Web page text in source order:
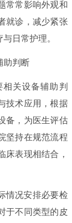
常常影响外观和
就诊，减少紧张
日常护理。
助判断
关设备辅助判
技术应用，根据
备，为医生评估
坚持在规范流程
床表现相结合，
情况安排必要检
于不同类型的皮